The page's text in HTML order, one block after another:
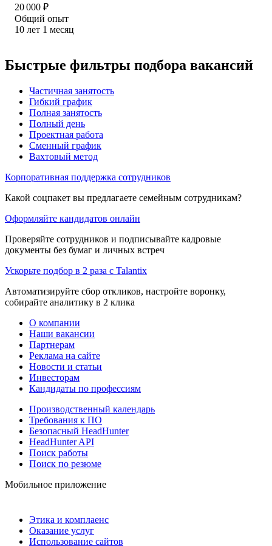
20 000 ₽
Общий опыт
10 лет 1 месяц
Быстрые фильтры подбора вакансий
Частичная занятость
Гибкий график
Полная занятость
Полный день
Проектная работа
Сменный график
Вахтовый метод
Корпоративная поддержка сотрудников
Какой соцпакет вы предлагаете семейным сотрудникам?
Оформляйте кандидатов онлайн
Проверяйте сотрудников и подписывайте кадровые
документы без бумаг и личных встреч
Ускорьте подбор в 2 раза с Talantix
Автоматизируйте сбор откликов, настройте воронку,
собирайте аналитику в 2 клика
О компании
Наши вакансии
Партнерам
Реклама на сайте
Новости и статьи
Инвесторам
Кандидаты по профессиям
Производственный календарь
Требования к ПО
Безопасный HeadHunter
HeadHunter API
Поиск работы
Поиск по резюме
Мобильное приложение
Этика и комплаенс
Оказание услуг
Использование сайтов